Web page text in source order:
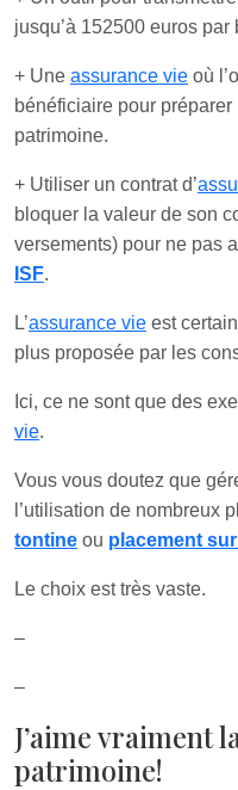
jusqu’à 152500 euros par
+ Une assurance vie où
bénéficiaire pour
patrimoine.
+ Utiliser un contrat d’
bloquer la valeur de son
versements) pour ne pas
ISF.
L’assurance vie est
plus proposée par les
Ici, ce ne sont que des
vie.
Vous vous doutez que
l’utilisation de nombreux
tontine ou placement sur
Le choix est très vaste.
–
–
J’aime vraiment
patrimoine!